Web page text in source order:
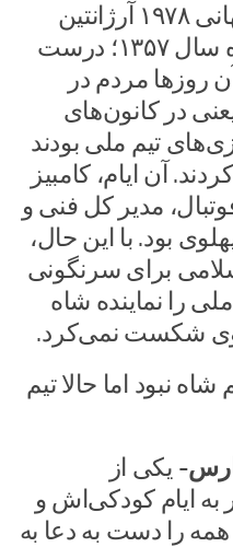
حضور تیم ملی در جام جهانی ۱۹۷۸ آرژانتین
مصادف شده بود با تیرماه سال ۱۳۵۷؛ درست
روزها مردم در
در کانون‌های
تیم ملی بودند
آن ایام، کامبیز
مدیر کل فنی و
بود. با این حال،
برای سرنگونی
را نماینده شاه
شکست نمی‌کرد.
یکی از
ایام کودکی‌اش و
را دست به دعا به